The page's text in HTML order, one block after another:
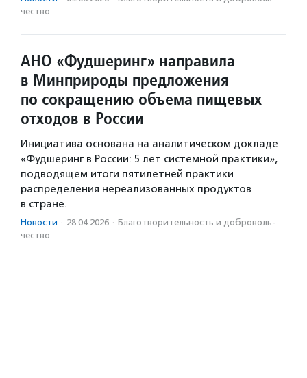
чест­во
АНО «Фудшеринг» направила
в Минприроды предложения
по сокращению объема пищевых
отходов в России
Инициатива основана на аналитическом докладе
«Фудшеринг в России: 5 лет системной практики»,
подводящем итоги пятилетней практики
распределения нереализованных продуктов
в стране.
Новости · 28.04.2026 · Благотвори­тель­ность и доброволь­
чест­во